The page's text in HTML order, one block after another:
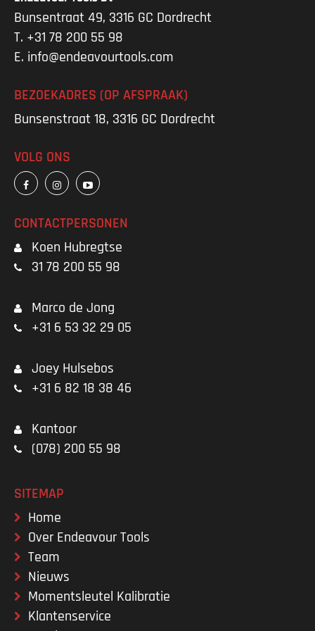
Bunsentraat 49, 3316 GC Dordrecht
T. +31 78 200 55 98
E. info@endeavourtools.com
BEZOEKADRES (OP AFSPRAAK)
Bunsenstraat 18, 3316 GC Dordrecht
VOLG ONS
CONTACTPERSONEN
Koen Hubregtse
31 78 200 55 98
Marco de Jong
+31 6 53 32 29 05
Joey Hulsebos
+31 6 82 18 38 46
Kantoor
(078) 200 55 98
SITEMAP
Home
Over Endeavour Tools
Team
Nieuws
Momentsleutel Kalibratie
Klantenservice